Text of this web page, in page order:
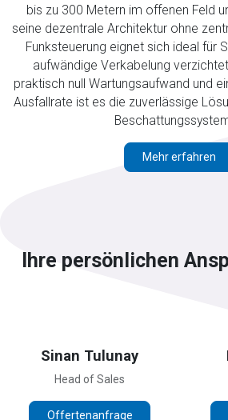
bis zu 300 Metern im offenen Feld
seine dezentrale Architektur ohne
Funksteuerung eignet sich ideal für
aufwändige Verkabelung
praktisch null Wartungsaufwand und
Ausfallrate ist es die zuverlässige
Mehr erfahren
Ihre persönlichen
Sinan Tulunay
Head of Sales
Offertenanfrage